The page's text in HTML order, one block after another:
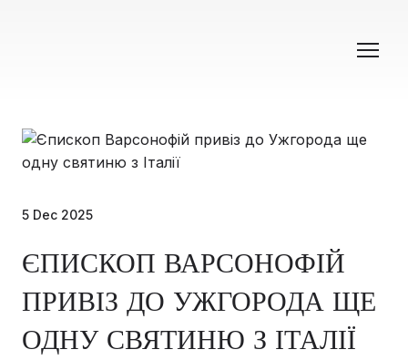
5 Dec 2025
ЄПИСКОП ВАРСОНОФІЙ
ПРИВІЗ ДО УЖГОРОДА ЩЕ
ОДНУ СВЯТИНЮ З ІТАЛІЇ